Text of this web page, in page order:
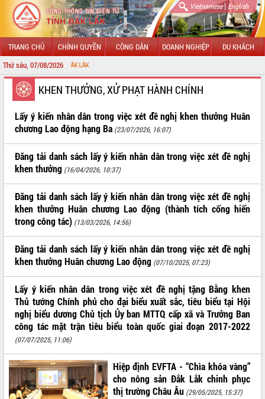
Vietnamese| English
TRANG CHỦ CHÍNH QUYỀN CÔNG DÂN DOANH NGHIỆP DU KHÁCH
Thứ sáu, 07/08/2026
GIỚI THIỆU
LÃNH ĐẠO UBND TỈNH
TIN TỨC SỰ KIỆN
SỞ, BAN, NGÀNH
UBND CÁC XÃ, PHƯỜNG
THÔNG TIN CHỈ ĐẠO ĐIỀU HÀNH
VĂN BẢN HĐND TỈNH
QUY HOẠCH - KẾ HOẠCH
KHEN THƯỞNG, XỬ PHẠT HÀNH CHÍNH
Lấy ý kiến nhân dân trong việc xét đề nghị khen thưởng Huân
chương Lao động hạng Ba (23/07/2026, 16:07)
Đăng tải danh sách lấy ý kiến nhân dân trong việc xét đề nghị
khen thưởng (16/04/2026, 10:37)
Đăng tải danh sách lấy ý kiến nhân dân trong việc xét đề nghị
khen thưởng Huân chương Lao động (thành tích cống hiến
trong công tác) (13/03/2026, 14:56)
Đăng tải danh sách lấy ý kiến nhân dân trong việc xét đề nghị
khen thưởng Huân chương Lao động (07/10/2025, 07:23)
Lấy ý kiến nhân dân trong việc xét đề nghị tặng Bằng khen
Thủ tướng Chính phủ cho đại biểu xuất sắc, tiêu biểu tại Hội
nghị biểu dương Chủ tịch Ủy ban MTTQ cấp xã và Trưởng Ban
công tác mặt trận tiêu biểu toàn quốc giai đoạn 2017-2022
(07/07/2025, 11:06)
Hiệp định EVFTA - “Chìa khóa vàng”
cho nông sản Đắk Lắk chinh phục
thị trường Châu Âu (29/05/2025, 15:37)